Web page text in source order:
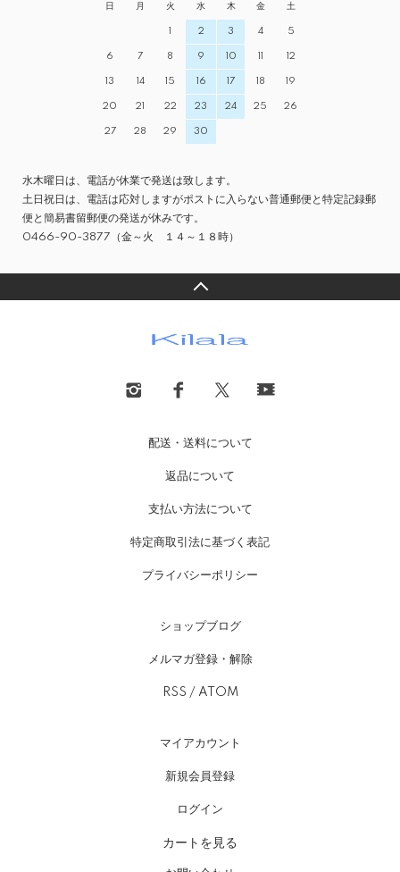
日 月 火 水 木 金 土
1 2 3 4 5
6 7 8 9 10 11 12
13 14 15 16 17 18 19
20 21 22 23 24 25 26
27 28 29 30
水木曜日は、電話が休業で発送は致します。
土日祝日は、電話は応対しますがポストに入らない普通郵便と特定記録郵
便と簡易書留郵便の発送が休みです。
0466-90-3877（金～火 １４～１８時）
配送・送料について
返品について
支払い方法について
特定商取引法に基づく表記
プライバシーポリシー
ショップブログ
メルマガ登録・解除
RSS / ATOM
マイアカウント
新規会員登録
ログイン
カートを見る